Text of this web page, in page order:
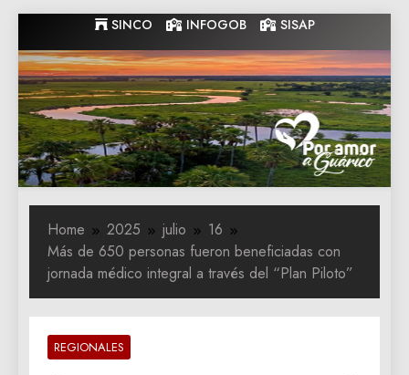
to
content
SINCO INFOGOB SISAP
Gobernacion
de Guarico
Gobernacion de Guarico
Home 2025 julio
16
Más de 650 personas fueron beneficiadas con
jornada médico integral a través del “Plan Piloto”
REGIONALES